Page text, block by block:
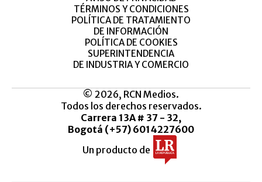
TÉRMINOS Y CONDICIONES
POLÍTICA DE TRATAMIENTO
DE INFORMACIÓN
POLÍTICA DE COOKIES
SUPERINTENDENCIA
DE INDUSTRIA Y COMERCIO
© 2026, RCN Medios.
Todos los derechos reservados.
Carrera 13A # 37 - 32,
Bogotá (+57) 6014227600
Un producto de